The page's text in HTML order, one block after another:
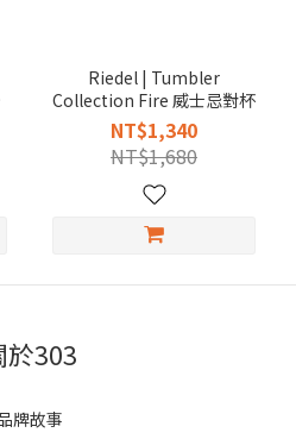
Riedel | Tumbler
Collection Fire 威士忌對杯
NT$1,340
NT$1,680
於303
牌故事